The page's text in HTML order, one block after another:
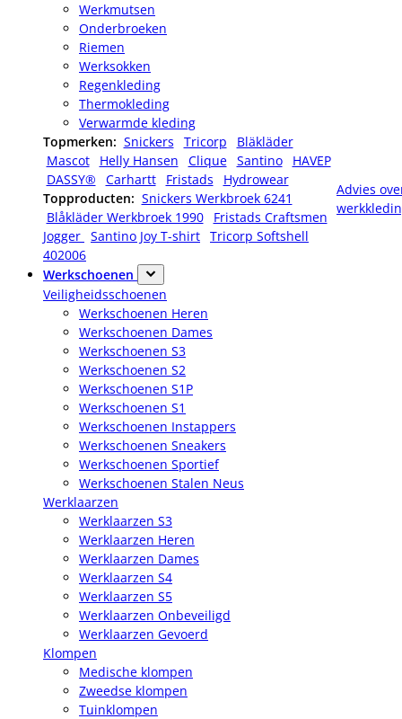
Werkmutsen
Onderbroeken
Riemen
Werksokken
Regenkleding
Thermokleding
Verwarmde kleding
Topmerken: Snickers Tricorp
Bläkläder
Mascot
Helly Hansen Clique Santino
HAVEP
DASSY®
Carhartt Fristads
Hydrowear
Topproducten: Snickers Werkbroek 6241
Blåkläder Werkbroek 1990
Fristads Craftsmen
Jogger Santino Joy T-shirt Tricorp Softshell
402006
Advies
Werkschoenen
Veiligheidsschoenen
Werkschoenen Heren
Werkschoenen Dames
Werkschoenen S3
Werkschoenen S2
Werkschoenen S1P
Werkschoenen S1
Werkschoenen Instappers
Werkschoenen Sneakers
Werkschoenen Sportief
Werkschoenen Stalen Neus
Werklaarzen
Werklaarzen S3
Werklaarzen Heren
Werklaarzen Dames
Werklaarzen S4
Werklaarzen S5
Werklaarzen Onbeveiligd
Werklaarzen Gevoerd
Klompen
Medische klompen
Zweedse klompen
Tuinklompen